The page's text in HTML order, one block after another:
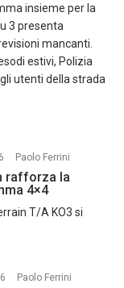
insieme per la
3 presenta
mancanti.
estivi, Polizia
utenti della strada
Paolo Ferrini
rafforza la
4×4
T/A KO3 si
Paolo Ferrini